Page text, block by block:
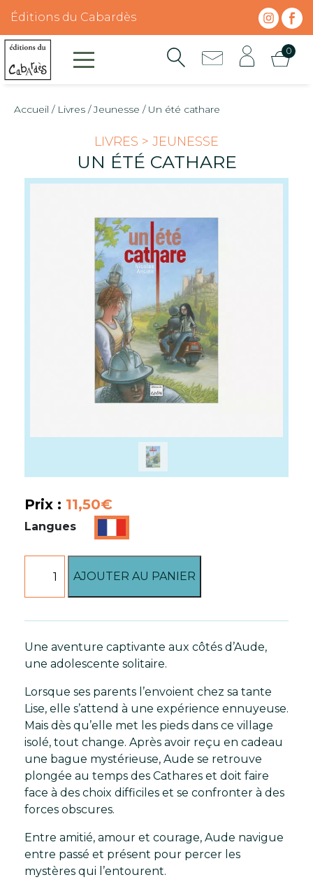
Skip
content
Éditions du Cabardès
0
Accueil / Livres /Jeunesse / Un été cathare
LIVRES > JEUNESSE
UN ÉTÉ CATHARE
Prix : 11,50€
Langues
Un
AJOUTER AU PANIER
Une aventure captivante aux côtés d’Aude,
une adolescente solitaire.
Lorsque ses parents l’envoient chez sa tante
Lise, elle s’attend à une expérience ennuyeuse.
Mais dès qu’elle met les pieds dans ce village
isolé, tout change. Après avoir reçu en cadeau
une bague mystérieuse, Aude se retrouve
plongée au temps des Cathares et doit faire
face à des choix difficiles et se confronter à des
forces obscures.
Entre amitié, amour et courage, Aude navigue
entre passé et présent pour percer les
mystères qui l’entourent.
Panneau de gestion des cookies